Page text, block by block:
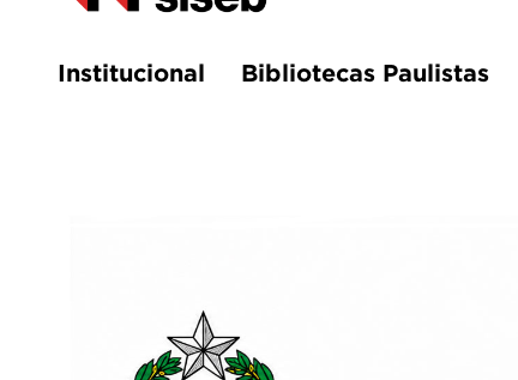
Institucional Bibliotecas Paulistas